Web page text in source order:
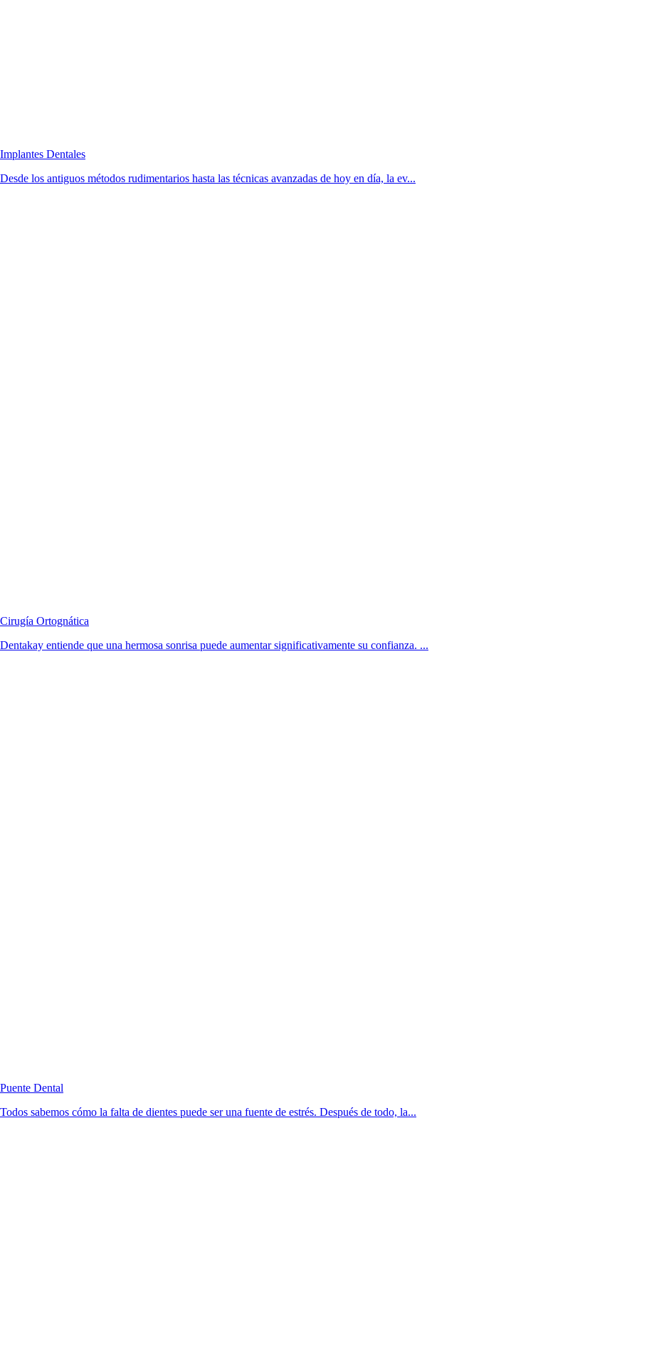
Implantes Dentales
Desde los antiguos métodos rudimentarios hasta las técnicas avanzadas de hoy en día, la ev...
Cirugía Ortognática
Dentakay entiende que una hermosa sonrisa puede aumentar significativamente su confianza. ...
Puente Dental
Todos sabemos cómo la falta de dientes puede ser una fuente de estrés. Después de todo, la...